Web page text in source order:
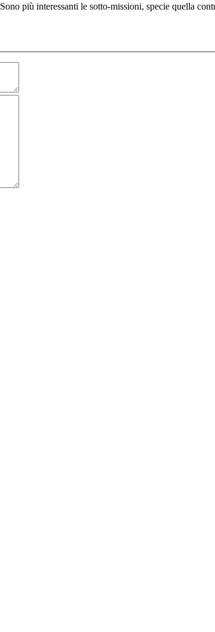
più interessanti le sotto-missioni, specie quella